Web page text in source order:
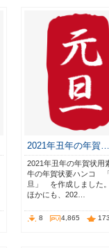
2021年丑年の年賀…
2021年丑年の年賀状
牛の年賀状要ハンコ
旦」 を作成しました
ほかにも、202…
8 4,865